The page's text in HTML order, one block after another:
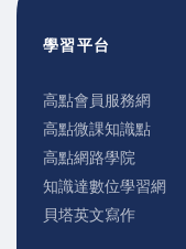
學習平台
高點會員服務網
高點微課知識點
高點網路學院
知識達數位學習網
貝塔英文寫作